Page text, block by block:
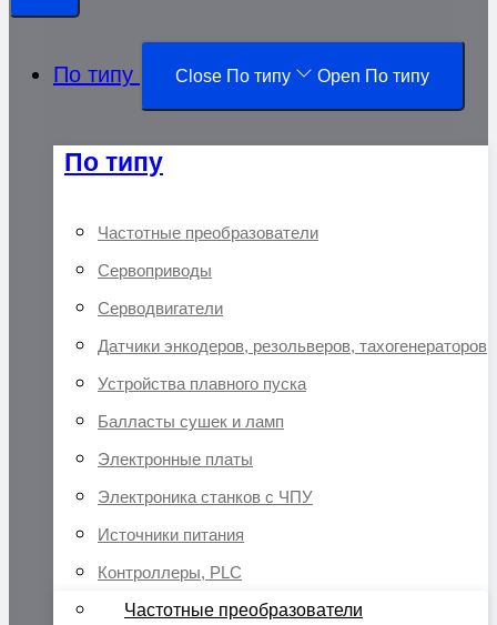
По типу Close По типу Open По типу
По типу
Частотные преобразователи
Сервоприводы
Серводвигатели
Датчики энкодеров, резольверов, тахогенераторов
Устройства плавного пуска
Балласты сушек и ламп
Электронные платы
Электроника станков с ЧПУ
Источники питания
Контроллеры, PLC
Частотные преобразователи